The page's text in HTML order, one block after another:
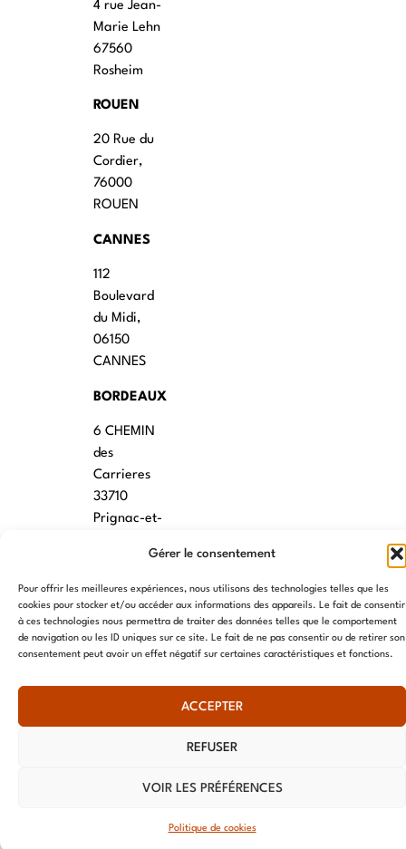
Gérer le consentement
Pour offrir les meilleures expériences, nous utilisons des technologies telles que les
cookies pour stocker et/ou accéder aux informations des appareils. Le fait de consentir
à ces technologies nous permettra de traiter des données telles que le comportement
de navigation ou les ID uniques sur ce site. Le fait de ne pas consentir ou de retirer son
consentement peut avoir un effet négatif sur certaines caractéristiques et fonctions.
ACCEPTER
REFUSER
VOIR LES PRÉFÉRENCES
Politique de cookies
4 rue Jean-
Marie Lehn
67560
Rosheim
ROUEN
20 Rue du
Cordier,
76000
ROUEN
CANNES
112
Boulevard
du Midi,
06150
CANNES
BORDEAUX
6 CHEMIN
des
Carrieres
33710
Prignac-et-
7 rue des
écoles
34790
© AME 2024, tous droits réservés